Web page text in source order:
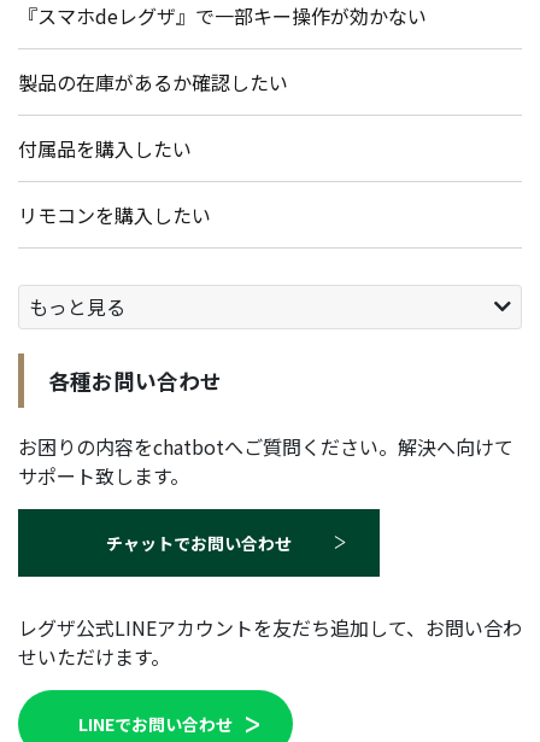
『スマホdeレグザ』で一部キー操作が効かない
製品の在庫があるか確認したい
付属品を購入したい
リモコンを購入したい
もっと見る
各種お問い合わせ
お困りの内容をchatbotへご質問ください。 解決へ向けて
サポート致します。
チャットでお問い合わせ
レグザ公式LINEアカウントを友だち追加して、お問い合わ
せいただけます。
LINEでお問い合わせ